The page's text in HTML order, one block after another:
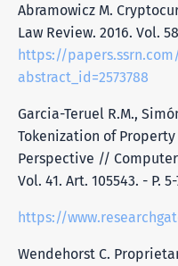
Abramowicz M.
Law Review. 2016. Vol.
https://
abstract_id=2573788
Garcia-Teruel R.M.,
Tokenization of
Perspective //
Vol. 41. Art. 105543. - P. 5-
Wendehorst C.